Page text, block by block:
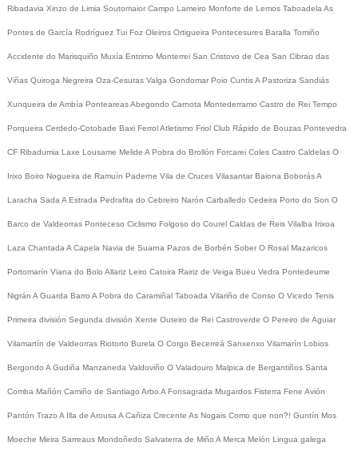
Ribadavia Xinzo de Limia Soutomaior Campo Lameiro Monforte de Lemos Taboadela As
Pontes de García Rodríguez Tui Foz Oleiros Ortigueira Pontecesures Baralla Tomiño
Accidente do Marisquiño Muxía Entrimo Monterrei San Cristovo de Cea San Cibrao das
Viñas Quiroga Negreira Oza-Cesuras Valga Gondomar Poio CuntisA Pastoriza Sandiás
Xunqueira de Ambía PonteareasAbegondo Carnota Montederramo Castro de Rei Tempo
Porqueira Cerdedo-Cotobade Baxi FerrolAtletismo Friol Club Rápido de Bouzas Pontevedra
CF Ribadumia Laxe Lousame Melide A Pobra do Brollón Forcarei Coles Castro Caldelas O
Irixo Boiro Nogueira de Ramuín Paderne Vila de Cruces Vilasantar Baiona BoborásA
Laracha Sada A Estrada Pedrafita do Cebreiro Narón Carballedo Cedeira Porto do Son O
Barco de Valdeorras Ponteceso Ciclismo Folgoso do Courel Caldas de Reis Vilalba Irixoa
Laza Chantada A Capela Navia de Suarna Pazos de Borbén Sober O Rosal Mazaricos
Portomarín Viana do Bolo Allariz Leiro Catoira Rairiz de Veiga Bueu Vedra Pontedeume
Nigrán A Guarda Barro A Pobra do Caramiñal Taboada Vilariño de Conso O Vicedo Tenis
Primeira división Segunda división Xente Outeiro de Rei Castroverde O Pereiro de Aguiar
Vilamartín de Valdeorras Riotorto Burela O Corgo Becerreá Sanxenxo Vilamarín Lobios
Bergondo A Gudiña Manzaneda Valdoviño O Valadouro Malpica de Bergantiños Santa
Comba Mañón Camiño de Santiago Arbo A Fonsagrada Mugardos Fisterra Fene Avión
Pantón Trazo A Illa de Arousa A Cañiza Crecente As Nogais Como que non?! Guntín Mos
Moeche Meira Sarreaus Mondoñedo Salvaterra de Miño A Merca Melón Lingua galega